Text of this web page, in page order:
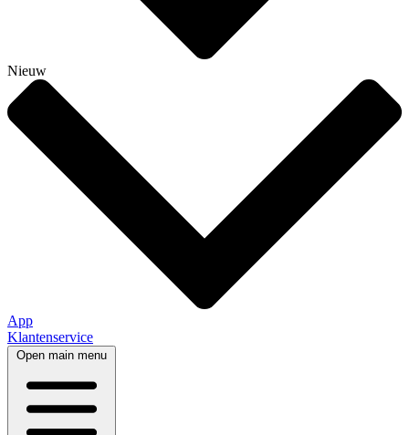
Nieuw
App
Klantenservice
Open main menu